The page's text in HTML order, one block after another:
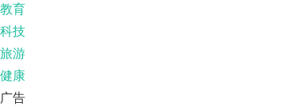
教育
科技
旅游
健康
广告